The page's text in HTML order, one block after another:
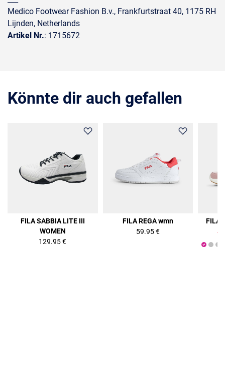
Medico Footwear Fashion B.v., Frankfurtstraat 40, 1175 RH
Lijnden, Netherlands
Artikel Nr.: 1715672
Könnte dir auch gefallen
FILA SABBIA LITE III
WOMEN
129.95 €
FILA REGA wmn
59.95 €
FILA